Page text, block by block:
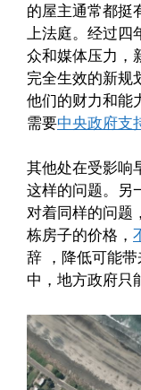
的屋主通常都挺
上法庭。经过
众和媒体压力，
完全生效的新规
他们的财力和能
需要中央政府支
其他处在受影响
这样的问题。另
对着同样的问题
栋房子的价格，
辞 ，降低可能
中，地方政府只